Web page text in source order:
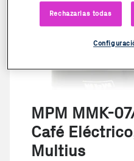
MPM MMK-
Café
Multius
Rechazarlas todas